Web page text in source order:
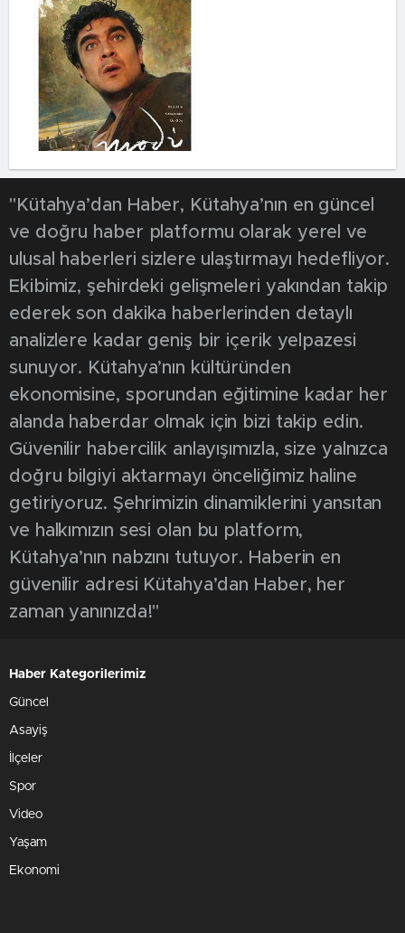
"Kütahya’dan Haber, Kütahya’nın en güncel
ve doğru haber platformu olarak yerel ve
ulusal haberleri sizlere ulaştırmayı hedefliyor.
Ekibimiz, şehirdeki gelişmeleri yakından takip
ederek son dakika haberlerinden detaylı
analizlere kadar geniş bir içerik yelpazesi
sunuyor. Kütahya’nın kültüründen
ekonomisine, sporundan eğitimine kadar her
alanda haberdar olmak için bizi takip edin.
Güvenilir habercilik anlayışımızla, size yalnızca
doğru bilgiyi aktarmayı önceliğimiz haline
getiriyoruz. Şehrimizin dinamiklerini yansıtan
ve halkımızın sesi olan bu platform,
Kütahya’nın nabzını tutuyor. Haberin en
güvenilir adresi Kütahya’dan Haber, her
zaman yanınızda!"
Haber Kategorilerimiz
Güncel
Asayiş
İlçeler
Spor
Video
Yaşam
Ekonomi